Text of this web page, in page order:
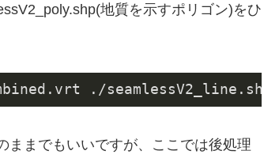
地質を示すポリゴン)をひ
./seamlessV2_line.shp
ままでもいいですが、ここでは後処理